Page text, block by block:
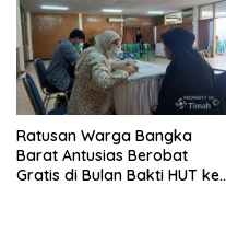
Ratusan Warga Bangka
Barat Antusias Berobat
Gratis di Bulan Bakti HUT ke-